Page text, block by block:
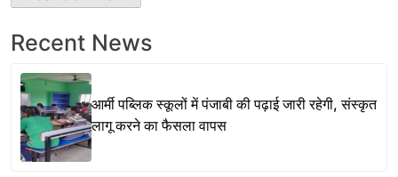
Recent News
आर्मी पब्लिक स्कूलों में पंजाबी की पढ़ाई जारी रहेगी, संस्कृत
लागू करने का फैसला वापस